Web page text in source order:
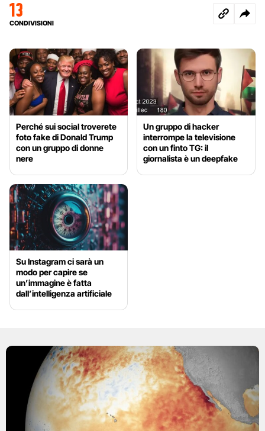
13
CONDIVISIONI
Perché sui social troverete
foto fake di Donald Trump
con un gruppo di donne
nere
Un gruppo di hacker
interrompe la televisione
con un finto TG: il
giornalista è un deepfake
Su Instagram ci sarà un
modo per capire se
un’immagine è fatta
dall’intelligenza artificiale